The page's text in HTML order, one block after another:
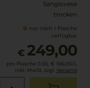
Sangiovese
trocken
nur noch 1 Flasche
verfügbar
€ 249,00
pro Flasche (1.5l), € 166,00/L
inkl. MwSt. zzgl. Versand